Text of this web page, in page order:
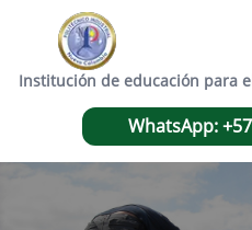
WhatsApp:
Institución de educación para